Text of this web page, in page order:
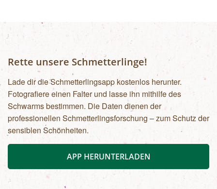
Rette unsere Schmetterlinge!
Lade dir die Schmetterlingsapp kostenlos herunter.
Fotografiere einen Falter und lasse ihn mithilfe des
Schwarms bestimmen. Die Daten dienen der
professionellen Schmetterlingsforschung – zum Schutz der
sensiblen Schönheiten.
APP HERUNTERLADEN